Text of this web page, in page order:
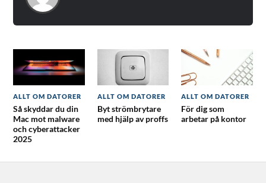
ALLT OM DATORER
Så skyddar du din
Mac mot malware
och cyberattacker
2025
ALLT OM DATORER
Byt strömbrytare
med hjälp av proffs
ALLT OM DATORER
För dig som
arbetar på kontor